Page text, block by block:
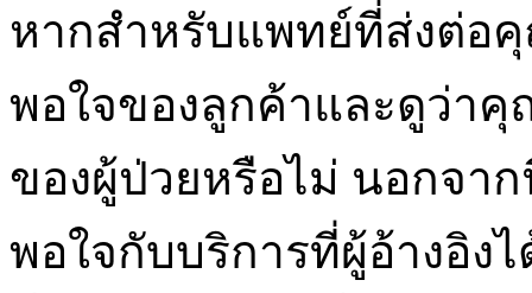
หากสำหรับแพทย์ที่ส่งต่อ
พอใจของลูกค้าและดูว่า
ของผู้ป่วยหรือไม่ นอกจา
พอใจกับบริการที่ผู้อ้างอิง